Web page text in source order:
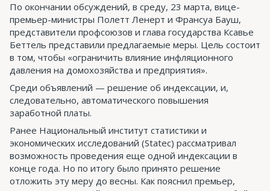
По окончании обсуждений, в среду, 23 марта, вице-
премьер-министры Полетт Ленерт и Франсуа Бауш,
представители профсоюзов и глава государства Ксавье
Беттель представили предлагаемые меры. Цель состоит
в том, чтобы «ограничить влияние инфляционного
давления на домохозяйства и предприятия».
Среди объявлений — решение об индексации, и,
следовательно, автоматического повышения
заработной платы.
Ранее Национальный институт статистики и
экономических исследований (Statec) рассматривал
возможность проведения еще одной индексации в
конце года. Но по итогу было принято решение
отложить эту меру до весны. Как пояснил премьер,